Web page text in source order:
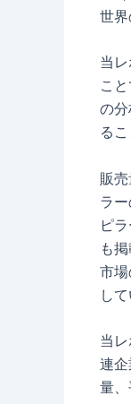
世
当
こ
の
る
販
ラ
ピ
も
市
し
当
連
量、